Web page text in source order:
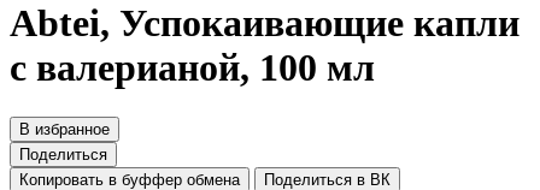
Abtei, Успокаивающие капли
с валерианой, 100 мл
В избранное
Поделиться
Копировать в буффер обмена
Поделиться в ВК